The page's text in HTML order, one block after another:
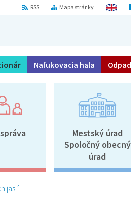
Mapa stránky
RSS
Nafukovacia hala Odpad
Mestský úrad
Spoločný obecný
úrad
jaslí